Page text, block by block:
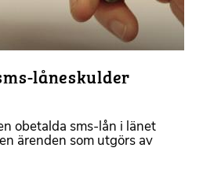
låneskulder
obetalda sms-lån i länet
ärenden som utgörs av